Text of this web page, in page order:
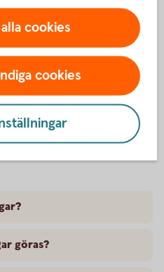
Swish-betalning.
göras?
cookies
cookies